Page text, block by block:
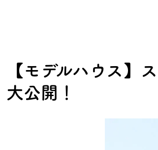
【モデルハウス】
大公開！